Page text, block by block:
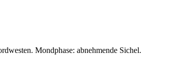
Mondphase: abnehmende Sichel.